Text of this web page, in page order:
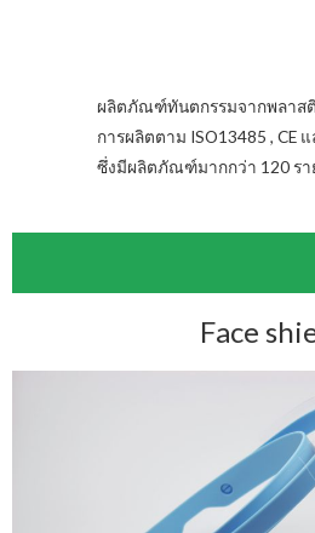
ผลิตภัณฑ์ทันตกรรมจากพลาส
การผลิตตาม ISO13485 , CE
ซึ่งมีผลิตภัณฑ์มากกว่า 120 รา
Face